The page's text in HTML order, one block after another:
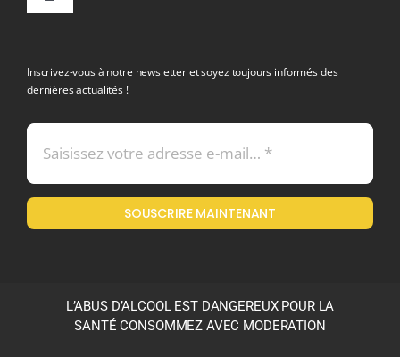
Toggle
Mentions légales
Politique en matière de remboursements et de retours
Inscrivez-vous à notre newsletter et soyez toujours informés des
dernières actualités !
SOUSCRIRE MAINTENANT
L’ABUS D’ALCOOL EST DANGEREUX POUR LA
SANTÉ CONSOMMEZ AVEC MODERATION